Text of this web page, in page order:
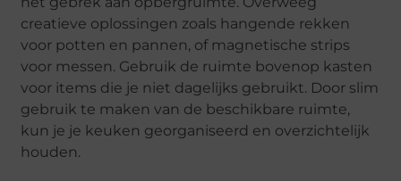
creatieve oplossingen zoals hangende rekken
voor potten en pannen, of magnetische strips
voor messen. Gebruik de ruimte bovenop kasten
voor items die je niet dagelijks gebruikt. Door slim
gebruik te maken van de beschikbare ruimte,
kun je je keuken georganiseerd en overzichtelijk
houden.